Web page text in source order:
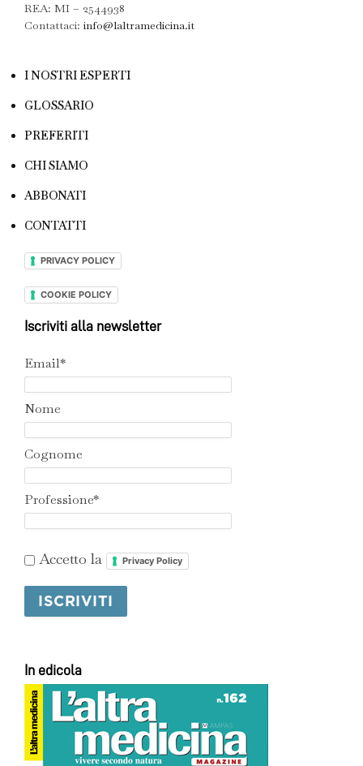
REA: MI – 2544938
Contattaci: info@laltramedicina.it
I NOSTRI ESPERTI
GLOSSARIO
PREFERITI
CHI SIAMO
ABBONATI
CONTATTI
PRIVACY POLICY
COOKIE POLICY
Iscriviti alla newsletter
Email*
Nome
Cognome
Professione*
Accetto la Privacy Policy
In edicola